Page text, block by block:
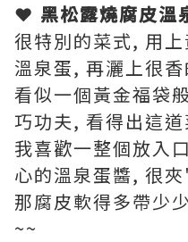
❤ 黑松露燒腐皮溫
很特別的菜式, 用
溫泉蛋, 再灑上很香
看似一個黃金福袋
巧功夫, 看得出這
我喜歡一整個放入
心的溫泉蛋醬, 很
那腐皮軟得多帶少
~~